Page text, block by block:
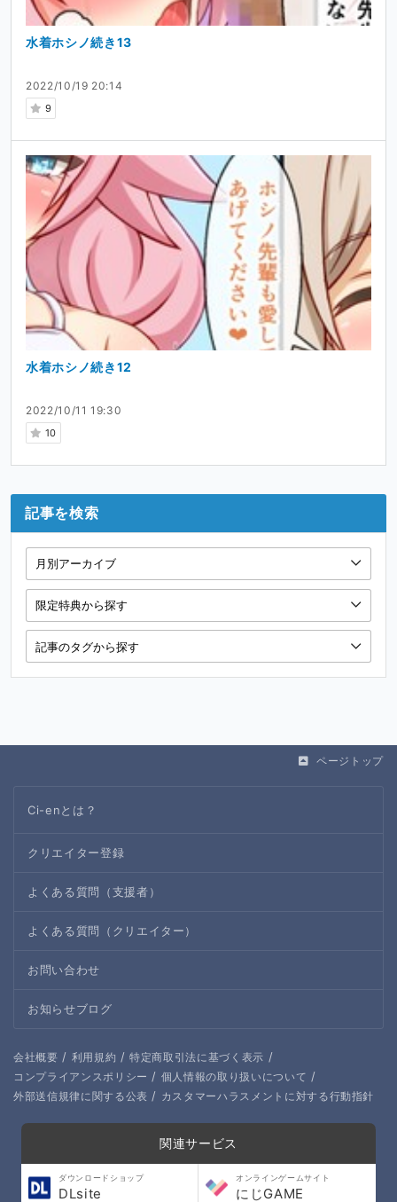
2022/10/19 20:14
9
水着ホシノ続き13
2022/10/11 19:30
10
水着ホシノ続き12
記事を検索
ページトップ
Ci-enとは？
クリエイター登録
よくある質問（支援者）
よくある質問（クリエイター）
お問い合わせ
お知らせブログ
会社概要 / 利用規約 / 特定商取引法に基づく表示 /
コンプライアンスポリシー / 個人情報の取り扱いについて /
外部送信規律に関する公表 / カスタマーハラスメントに対する行動指針
関連サービス
ダウンロードショップ
DLsite
オンラインゲームサイト
にじGAME